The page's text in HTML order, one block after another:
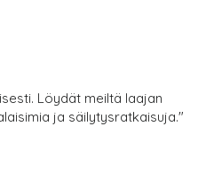
Löydät meiltä laajan
ja säilytysratkaisuja."